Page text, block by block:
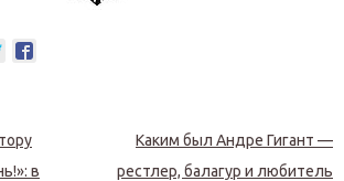
в
Каким был Андре Гигант —
рестлер, балагур и любитель